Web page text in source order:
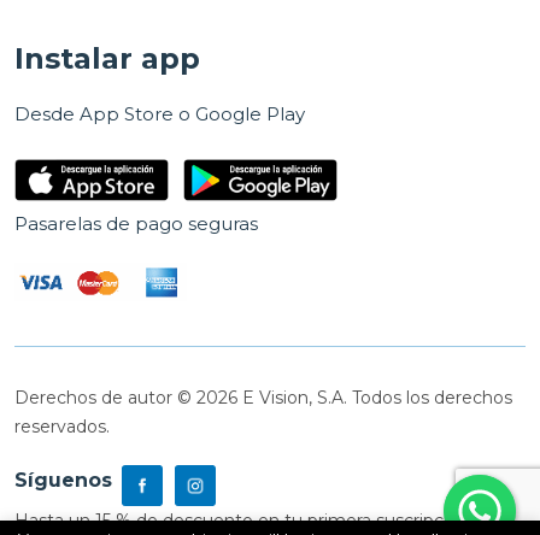
Instalar app
Desde App Store o Google Play
Pasarelas de pago seguras
Derechos de autor © 2026 E Vision, S.A. Todos los derechos
reservados.
Síguenos
Hasta un 15 % de descuento en tu primera suscripción